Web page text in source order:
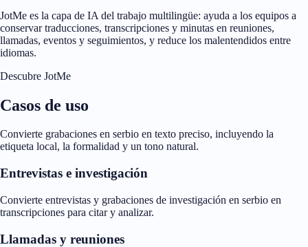
JotMe es la capa de IA del trabajo multilingüe: ayuda a los equipos a
conservar traducciones, transcripciones y minutas en reuniones,
llamadas, eventos y seguimientos, y reduce los malentendidos entre
idiomas.
Descubre JotMe
Casos de uso
Convierte grabaciones en serbio en texto preciso, incluyendo la
etiqueta local, la formalidad y un tono natural.
Entrevistas e investigación
Convierte entrevistas y grabaciones de investigación en serbio en
transcripciones para citar y analizar.
Llamadas y reuniones